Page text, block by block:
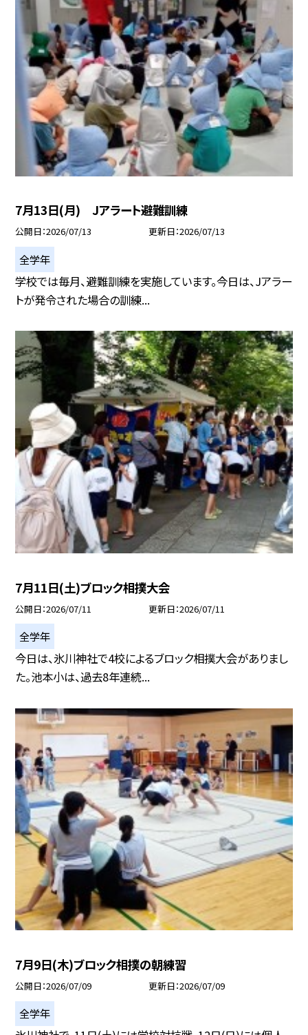
7月13日(月) Jアラート避難訓練
公開日 2026/07/13 更新日 2026/07/13
全学年
学校では毎月、避難訓練を実施しています。今日は、Jアラー
トが発令された場合の訓練...
7月11日(土)ブロック相撲大会
公開日 2026/07/11 更新日 2026/07/11
全学年
今日は、氷川神社で4校によるブロック相撲大会がありまし
た。池本小は、過去8年連続...
7月9日(木)ブロック相撲の朝練習
公開日 2026/07/09 更新日 2026/07/09
全学年